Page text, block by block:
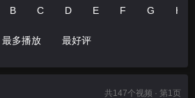
B C D E F G H
最多播放 最好评
共147个视频 · 第1页